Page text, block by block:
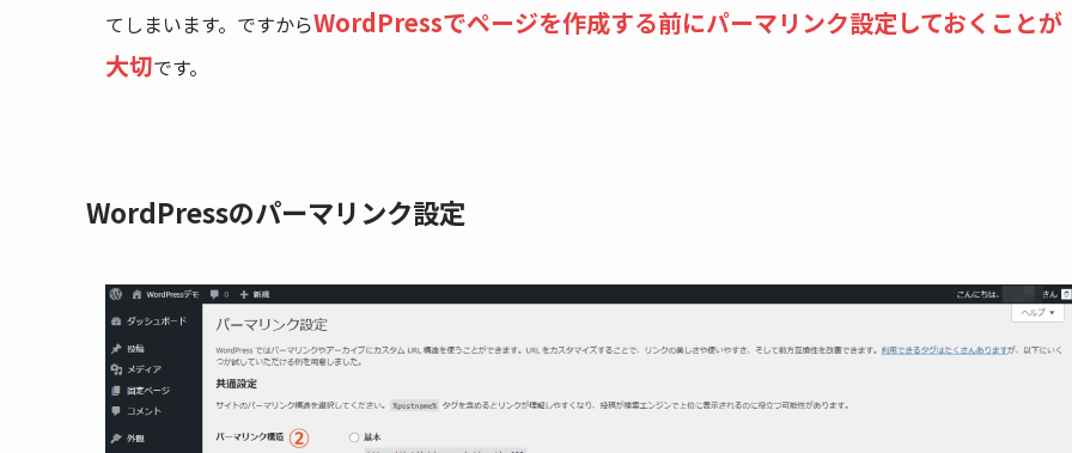
てしまいます。ですからWordPressでページを作成する前にパーマリンク設定しておくことが
大切です。
WordPressのパーマリンク設定